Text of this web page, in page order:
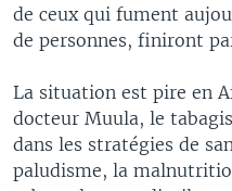
de ceux qui fument
de personnes, finiront
La situation est pire en
docteur Muula, le
dans les stratégies de
paludisme, la